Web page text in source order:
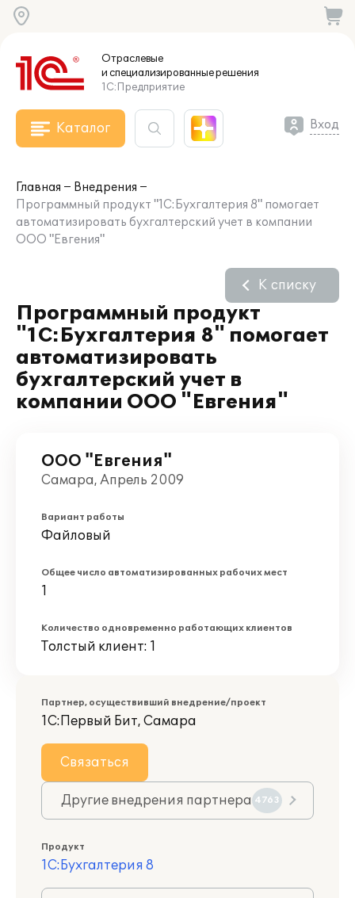
Отраслевые
и специализированныерешения
1С:Предприятие
Каталог Вход
Главная
Внедрения
Программный продукт "1С:Бухгалтерия 8" помогает
автоматизировать бухгалтерский учет в компании
ООО "Евгения"
Программный продукт
"1С:Бухгалтерия 8" помогает
автоматизировать
бухгалтерский учет в
компании ООО "Евгения"
К списку
ООО "Евгения"
Самара, Апрель 2009
Вариант работы
Файловый
Общее число автоматизированных рабочих мест
1
Количество одновременно работающих клиентов
Толстый клиент: 1
Партнер, осуществивший внедрение/проект
1С:Первый Бит, Самара
Связаться
Другие внедрения партнера 4763
Продукт
1С:Бухгалтерия 8